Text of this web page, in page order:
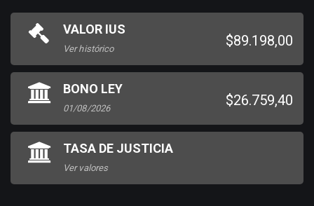
VALOR IUS
Ver histórico $89.198,00
BONO LEY
01/08/2026 $26.759,40
TASA DE JUSTICIA
Ver valores